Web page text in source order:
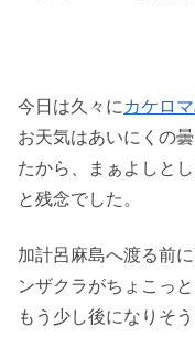
今日は久々にカケロ
お天気はあいにくの
たから、まぁよしと
と残念でした。
加計呂麻島へ渡る前
ンザクラがちょこっ
もう少し後になりそう